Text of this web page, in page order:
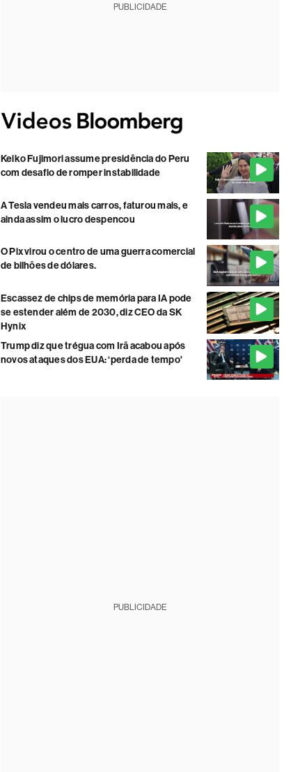
PUBLICIDADE
Keiko Fujimori assume presidência do Peru
com desafio de romper instabilidade
A Tesla vendeu mais carros, faturou mais, e
ainda assim o lucro despencou
O Pix virou o centro de uma guerra comercial
de bilhões de dólares.
Escassez de chips de memória para IA pode
se estender além de 2030, diz CEO da SK
Hynix
Trump diz que trégua com Irã acabou após
novos ataques dos EUA: ‘perda de tempo'
PUBLICIDADE